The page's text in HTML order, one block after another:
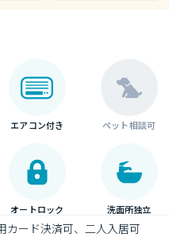
エアコン付き ペット相談可
オートロック 洗面所独立
カード決済可、二人入居可